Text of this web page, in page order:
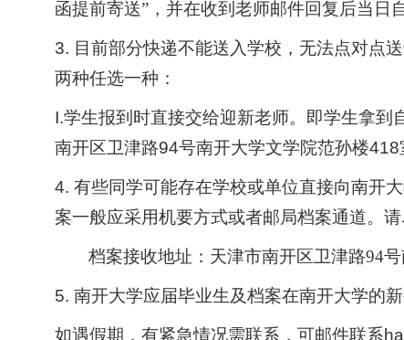
函提前寄送”，并在收到老师邮件回复后当日
3. 目前部分快递不能送入学校，无法点对点
两种任选一种：
I.学生报到时直接交给迎新老师。即学生拿到
南开区卫津路94号南开大学文学院范孙楼
4. 有些同学可能存在学校或单位直接向南开
案一般应采用机要方式或者邮局档案通道。 请
档案接收地址：天津市南开区卫津路94
5. 南开大学应届毕业生及档案在南开大学的新
如遇假期，有紧急情况需联系，可邮件联系